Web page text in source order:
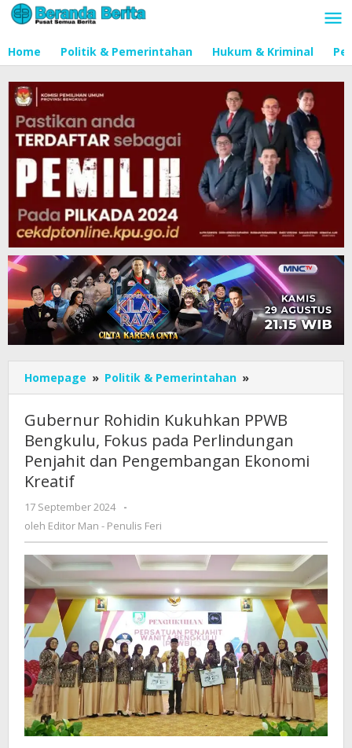
Lewati
ke
Home Politik & Pemerintahan Hukum & Kriminal
Homepage » Politik & Pemerintahan »
Rohidin
PPWB
Bengkulu,
Fokus
Pengembangan
Ekonomi
Kreatif
Gubernur Rohidin Kukuhkan PPWB
Bengkulu, Fokus pada Perlindungan
Penjahit dan Pengembangan Ekonomi
Kreatif
17 September 2024
oleh
Editor
Penulis
Feri
-
oleh Editor Man - Penulis Feri